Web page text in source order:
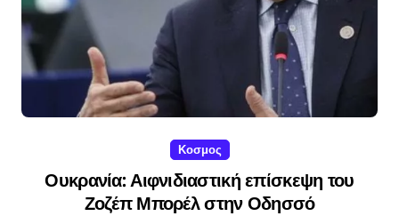
Κοσμος
Ουκρανία: Αιφνιδιαστική επίσκεψη του
Ζοζέπ Μπορέλ στην Οδησσό